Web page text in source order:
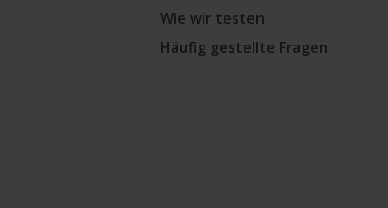
Wie wir testen
Häufig gestellte Fragen